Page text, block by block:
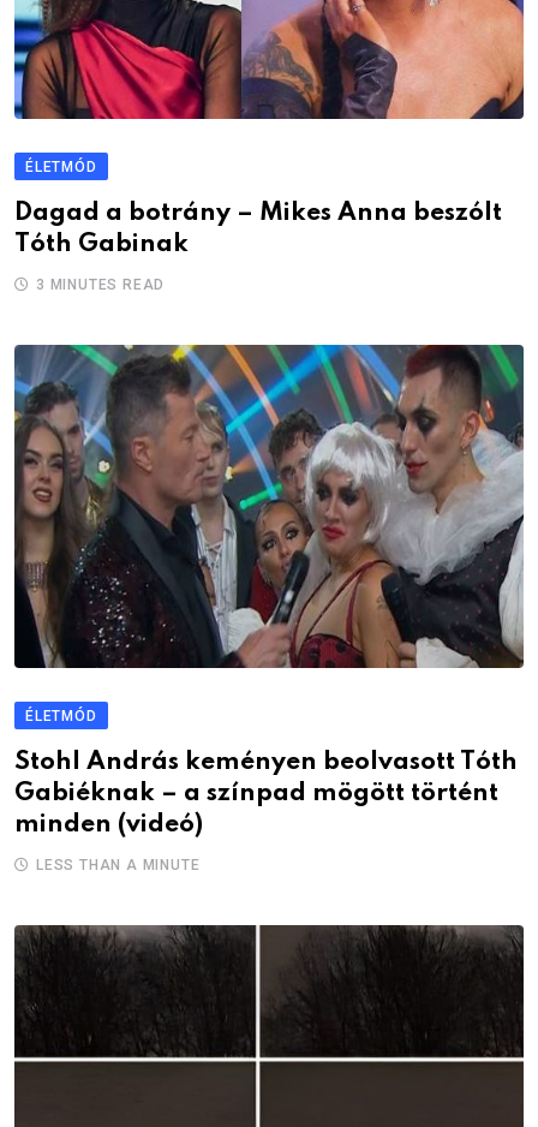
ÉLETMÓD
Dagad a botrány – Mikes Anna beszólt
Tóth Gabinak
3 MINUTES READ
ÉLETMÓD
Stohl András keményen beolvasott Tóth
Gabiéknak – a színpad mögött történt
minden (videó)
LESS THAN A MINUTE